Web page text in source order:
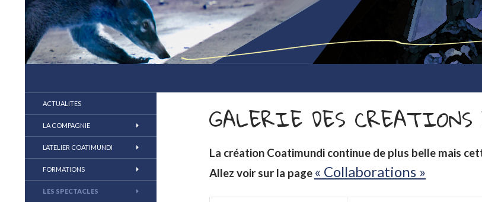
GALERIE DES CREATIONS
La création Coatimundi continue de plus belle mais
Allez voir sur la page « Collaborations »
la marionnette au coeur du jeu
ACTUALITES
LA COMPAGNIE
L’ATELIER COATIMUNDI
FORMATIONS
LES SPECTACLES